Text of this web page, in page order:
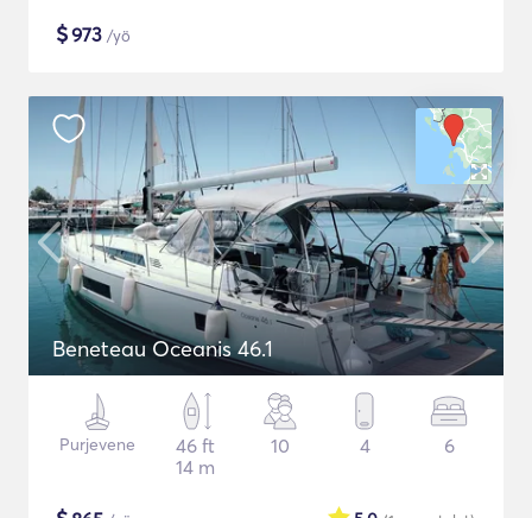
$973 /yö
Beneteau Oceanis 46.1
Purjevene
46 ft
14 m
10 4 6